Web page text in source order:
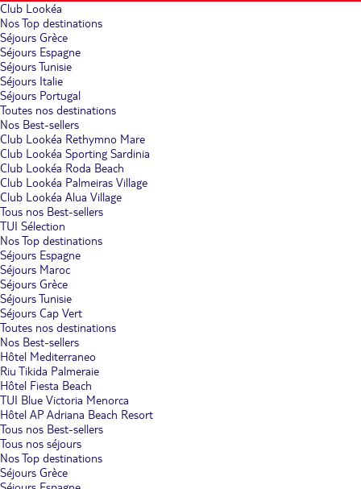
Club Lookéa
Nos Top destinations
Séjours Grèce
Séjours Espagne
Séjours Tunisie
Séjours Italie
Séjours Portugal
Toutes nos destinations
Nos Best-sellers
Club Lookéa Rethymno Mare
Club Lookéa Sporting Sardinia
Club Lookéa Roda Beach
Club Lookéa Palmeiras Village
Club Lookéa Alua Village
Tous nos Best-sellers
TUI Sélection
Nos Top destinations
Séjours Espagne
Séjours Maroc
Séjours Grèce
Séjours Tunisie
Séjours Cap Vert
Toutes nos destinations
Nos Best-sellers
Hôtel Mediterraneo
Riu Tikida Palmeraie
Hôtel Fiesta Beach
TUI Blue Victoria Menorca
Hôtel AP Adriana Beach Resort
Tous nos Best-sellers
Tous nos séjours
Nos Top destinations
Séjours Grèce